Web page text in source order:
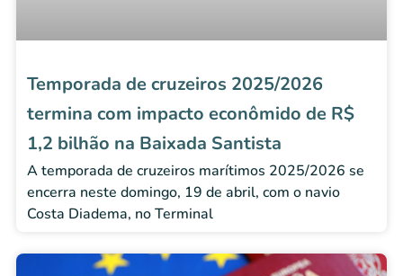
Temporada de cruzeiros 2025/2026
termina com impacto econômido de R$
1,2 bilhão na Baixada Santista
A temporada de cruzeiros marítimos 2025/2026 se
encerra neste domingo, 19 de abril, com o navio
Costa Diadema, no Terminal